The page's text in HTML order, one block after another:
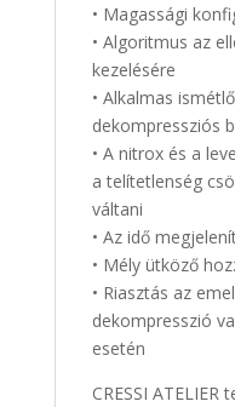
• Magassági
• Algoritmus az
kezelésére
• Alkalmas
dekompressziós
• A nitrox és a
a telítetlenség
váltani
• Az idő
• Mély ütköző
• Riasztás az
dekompresszió
esetén
CRESSI